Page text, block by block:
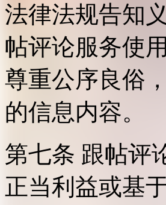
法律法规告知
帖评论服务使
尊重公序良俗
的信息内容。
第七条 跟帖评
正当利益或基